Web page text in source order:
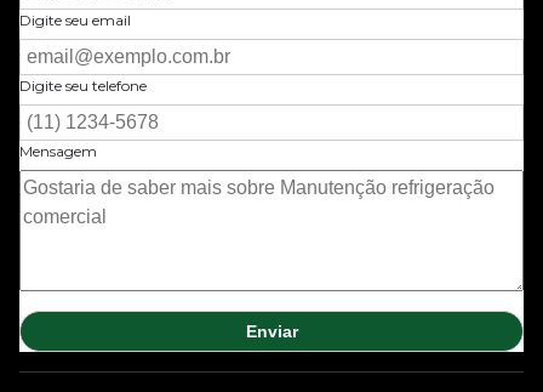
Digite seu email
Digite seu telefone
Mensagem